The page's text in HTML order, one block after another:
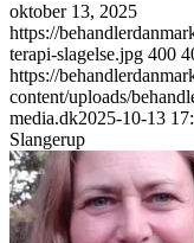
oktober 13, 2025
https://
terapi-slagelse.jpg 400
https://
content/uploads/
media.dk2025-10-13
Slangerup